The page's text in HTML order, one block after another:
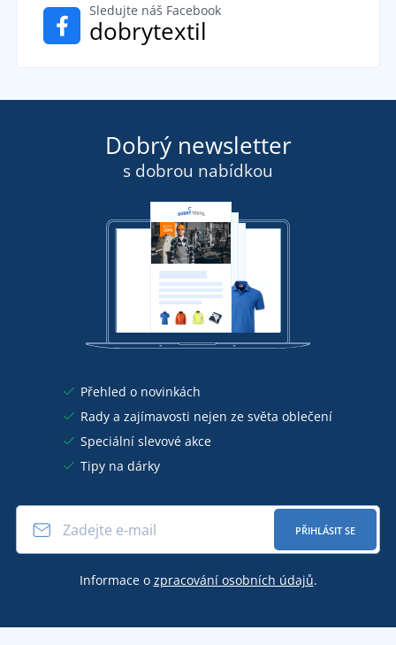
Sledujte náš Facebook
dobrytextil
Dobrý newsletter
s dobrou nabídkou
Přehled o novinkách
Rady a zajímavosti nejen ze světa oblečení
Speciální slevové akce
Tipy na dárky
PŘIHLÁSIT SE
Informace o zpracování osobních údajů.